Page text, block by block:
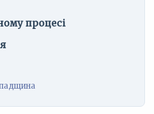
процесі